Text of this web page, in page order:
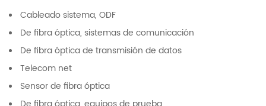
Cableado sistema, ODF
De fibra óptica, sistemas de comunicación
De fibra óptica de transmisión de datos
Telecom net
Sensor de fibra óptica